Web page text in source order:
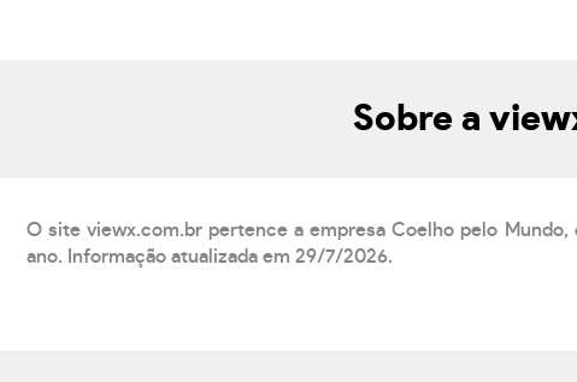
Sobre a
O site viewx.com.br pertence a empresa Coelho pelo
ano. Informação atualizada em 29/7/2026.